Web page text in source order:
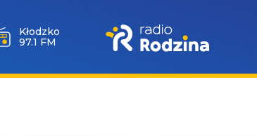
Wołów
99.6 FM